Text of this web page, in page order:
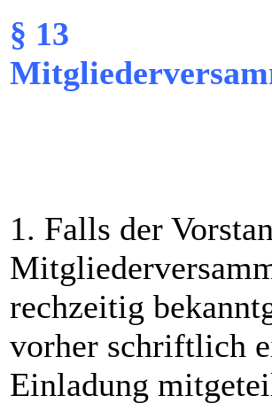
§ 13
1. Falls der
rechzeitig
vorher schriftlich
Einladung